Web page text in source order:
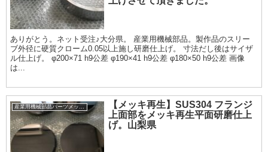
ありがとう。ネット受注♪大分県。 産業用機械部品。製作品のスリー
ブ外径に硬質クローム0.05以上施し研磨仕上げ。 寸法だし後はサイザ
ル仕上げ。 φ200×71 h9公差 φ190×41 h9公差 φ180×50 h9公差 画像
は...
産業用機械部品パーツメッキ加工履歴
【メッキ再生】SUS304 フランジ
上面部をメッキ再生平面研磨仕上
げ。山梨県